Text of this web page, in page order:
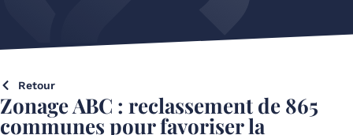
Retour
Zonage ABC : reclassement de 865
communes pour favoriser la